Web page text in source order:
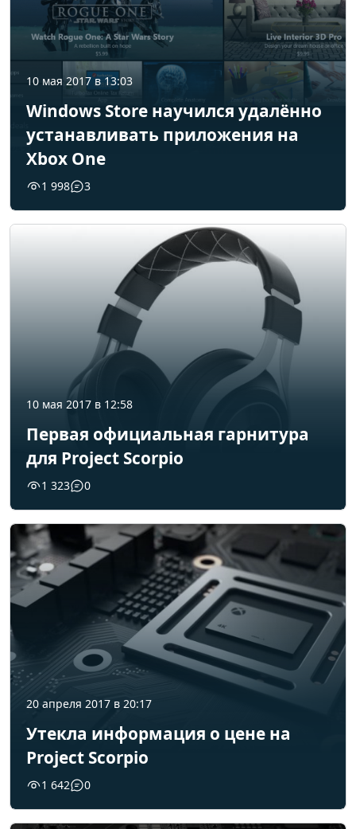
10 мая 2017 в 13:03
Windows Store научился удалённо
устанавливать приложения на
Xbox One
1 998 3
10 мая 2017 в 12:58
Первая официальная гарнитура
для Project Scorpio
1 323 0
20 апреля 2017 в 20:17
Утекла информация о цене на
Project Scorpio
1 642 0